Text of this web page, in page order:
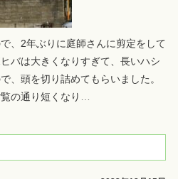
、2年ぶりに庭師さんに剪定をして
バは大きくなりすぎて、長いハシ
、頭を切り詰めてもらいました。
の通り短くなり …